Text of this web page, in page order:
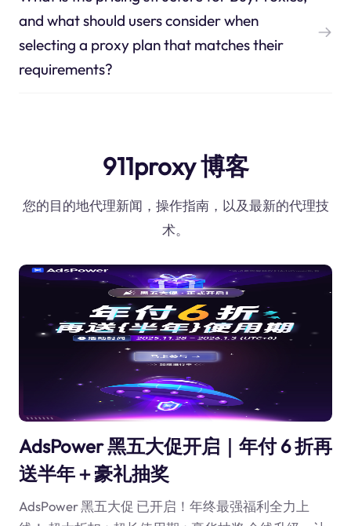
and what should users consider when
selecting a proxy plan that matches their
requirements?
911proxy 博客
您的目的地代理新闻，操作指南，以及最新的代理技
术。
AdsPower 黑五大促开启｜年付 6 折再
送半年＋豪礼抽奖
AdsPower 黑五大促 已开启！年终最强福利全力上